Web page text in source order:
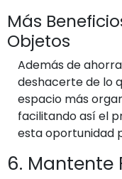
Más
Objetos
Además de
deshacerte de lo
espacio más
facilitando así el
esta oportunidad
6. Mantente